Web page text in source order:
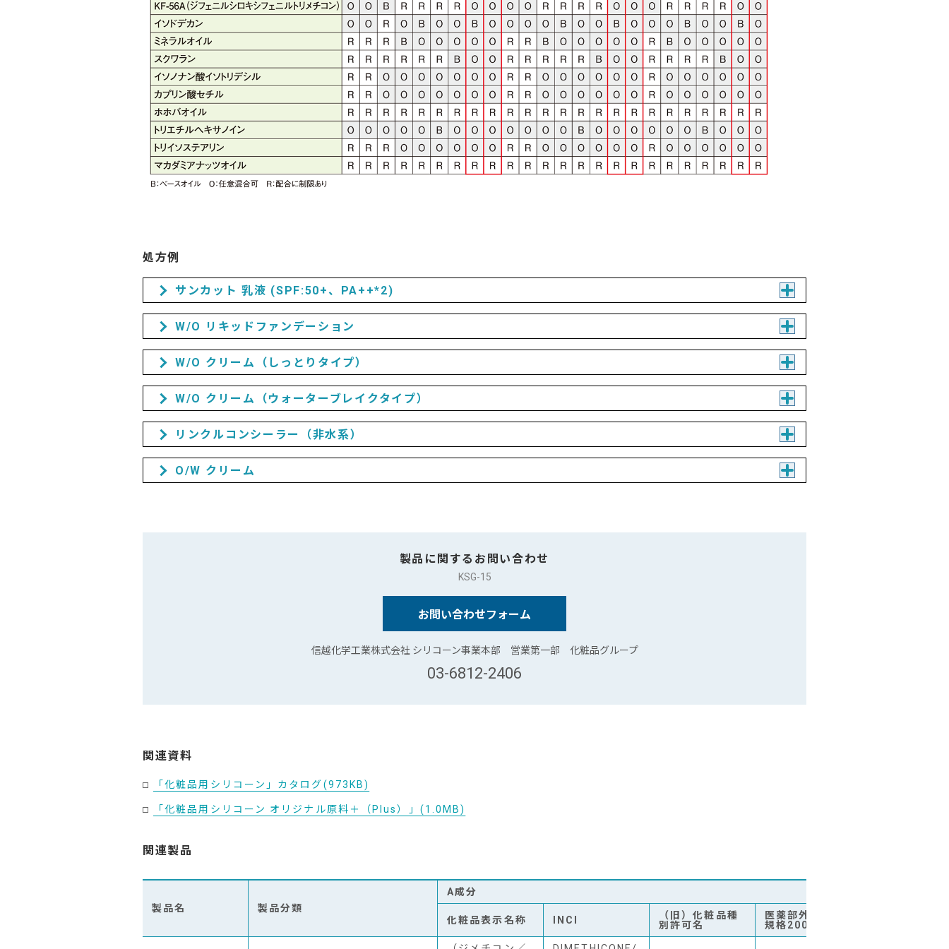
処方例
サンカット 乳液 (SPF:50+、PA++*2)
W/O リキッドファンデーション
W/O クリーム（しっとりタイプ）
W/O クリーム（ウォーターブレイクタイプ）
リンクルコンシーラー（非水系）
O/W クリーム
製品に関するお問い合わせ
KSG-15
お問い合わせフォーム
信越化学工業株式会社 シリコーン事業本部 営業第一部 化粧品グループ
03-6812-2406
関連資料
「化粧品用シリコーン」カタログ(973KB)
「化粧品用シリコーン オリジナル原料＋（Plus）」(1.0MB)
関連製品
製品名 製品分類
A成分
化粧品表示名称 INCI
（旧）化粧品種
別許可名
医薬部外品原料
規格2006収載名